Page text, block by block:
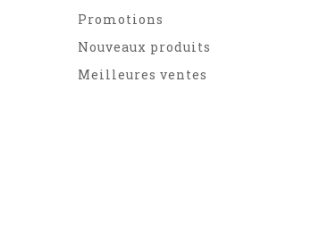
Promotions
Nouveaux produits
Meilleures ventes